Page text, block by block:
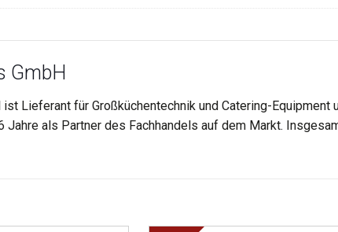
GmbH
Lieferant für Großküchentechnik und Catering-
als Partner des Fachhandels auf dem Markt.